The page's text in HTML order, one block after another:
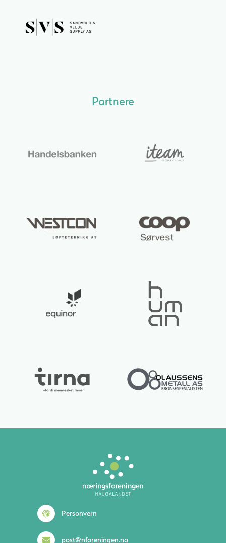
Partnere
Personvern
post@nforeningen.no
Lurer du på noe? 😊